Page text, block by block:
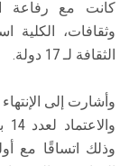
كانت مع رفاعة
وثقافات،
الثقافة لـ 17 دولة.
وأشارت إلى
وذلك اتساقًا مع